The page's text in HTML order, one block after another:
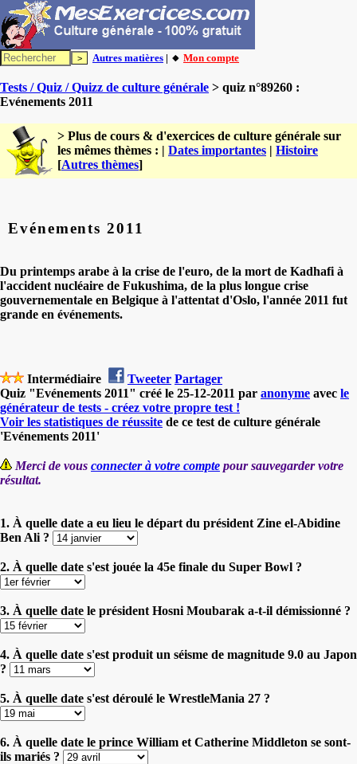
Autres matières | 🔸 Mon compte
Tests / Quiz / Quizz de culture générale > quiz n°89260 :
Evénements 2011
> Plus de cours & d'exercices de culture générale sur
les mêmes thèmes : | Dates importantes | Histoire
[Autres thèmes]
Evénements 2011
Du printemps arabe à la crise de l'euro, de la mort de Kadhafi à
l'accident nucléaire de Fukushima, de la plus longue crise
gouvernementale en Belgique à l'attentat d'Oslo, l'année 2011 fut
grande en événements.
Intermédiaire Tweeter Partager
Quiz "Evénements 2011" créé le 25-12-2011 par anonyme avec le
générateur de tests - créez votre propre test !
Voir les statistiques de réussite de ce test de culture générale
'Evénements 2011'
Merci de vous connecter à votre compte pour sauvegarder votre
résultat.
1. À quelle date a eu lieu le départ du président Zine el-Abidine
Ben Ali ?
2. À quelle date s'est jouée la 45e finale du Super Bowl ?
3. À quelle date le président Hosni Moubarak a-t-il démissionné ?
4. À quelle date s'est produit un séisme de magnitude 9.0 au Japon
?
5. À quelle date s'est déroulé le WrestleMania 27 ?
6. À quelle date le prince William et Catherine Middleton se sont-
ils mariés ?